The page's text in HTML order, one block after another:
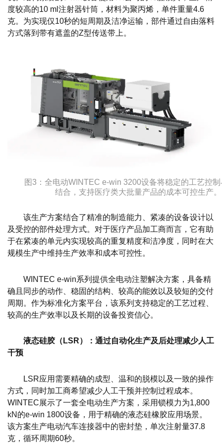
度较高的10 ml注射器针筒，材料为聚丙烯，单件重量4.6
克。为实现仅10秒的短周期及洁净运输，部件通过自由落料
方式落到带有遮盖的Z型传送带上。
图3：全电动WINTEC e-win 3200设备将稳定的工艺控
结合，支持医疗类大批量产品的成本可控生产。
该生产方案结合了精准的制造能力、紧凑的设备设计以
及受控的部件处理方式。对于医疗产品加工商而言，它有助
于在紧凑的单元内实现较高的重复精度和洁净度，同时在大
规模生产中维持生产效率和成本可控性。
WINTEC e-win系列提供全电动注塑解决方案，具备精
确且同步的动作、稳固的结构、较高的能效以及较短的交付
周期。作为标准化方案平台，该系列支持稳定的工艺过程、
较高的生产效率以及长期的设备投资信心。
液态硅胶（LSR）：通过自动化生产及后处理减少人工
干预
LSR应用需要精确的成型、温和的脱模以及一致的操作
方式，同时加工商希望减少人工干预并控制过程成本。
WINTEC展示了一套全电动生产方案，采用锁模力为1,800
kN的e-win 1800设备，用于精确的液态硅橡胶应用场景。
该方案生产电动汽车连接器中的密封垫，单次注射量37.8
克，循环周期60秒。